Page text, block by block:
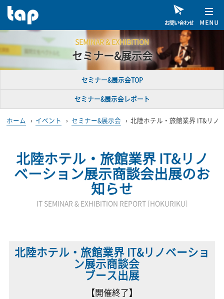
SEMINAR & EXHIBITION
セミナー&展示会
セミナー&展示会TOP
セミナー&展示会レポート
ホーム › イベント › セミナー&展示会 › 北陸ホテル・旅館業界 IT&リ
北陸ホテル・旅館業界 IT&リノ
ベーション展示商談会出展のお
知らせ
IT SEMINAR & EXHIBITION REPORT [HOKURIKU]
北陸ホテル・旅館業界 IT&リノベーショ
ン展示商談会
ブース出展
【開催終了】